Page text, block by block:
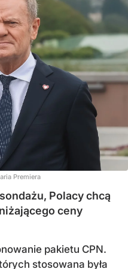
Premiera
Polacy chcą
ceny
pakietu CPN.
stosowana była